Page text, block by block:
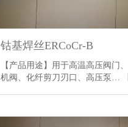
钴基焊丝ERCoCr-B
【产品用途】用于高温高压阀门
机阀、化纤剪刀刃口、高压泵…